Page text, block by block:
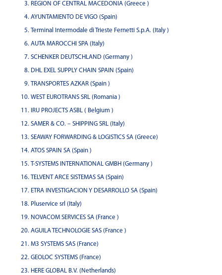
REGION OF CENTRAL MACEDONIA (Greece )
AYUNTAMIENTO DE VIGO (Spain)
Terminal Intermodale di Trieste Fernetti S.p.A. (Italy )
AUTA MAROCCHI SPA (Italy)
SCHENKER DEUTSCHLAND (Germany )
DHL EXEL SUPPLY CHAIN SPAIN (Spain)
TRANSPORTES AZKAR (Spain )
WEST EUROTRANS SRL (Romania )
IRU PROJECTS ASBL ( Belgium )
SAMER & CO. – SHIPPING SRL (Italy)
SEAWAY FORWARDING & LOGISTICS SA (Greece)
ATOS SPAIN SA (Spain )
T-SYSTEMS INTERNATIONAL GMBH (Germany )
TELVENT ARCE SISTEMAS SA (Spain)
ETRA INVESTIGACION Y DESARROLLO SA (Spain)
Pluservice srl (Italy)
NOVACOM SERVICES SA (France )
AGUILA TECHNOLOGIE SAS (France )
M3 SYSTEMS SAS (France)
GEOLOC SYSTEMS (France)
HERE GLOBAL B.V. (Netherlands)